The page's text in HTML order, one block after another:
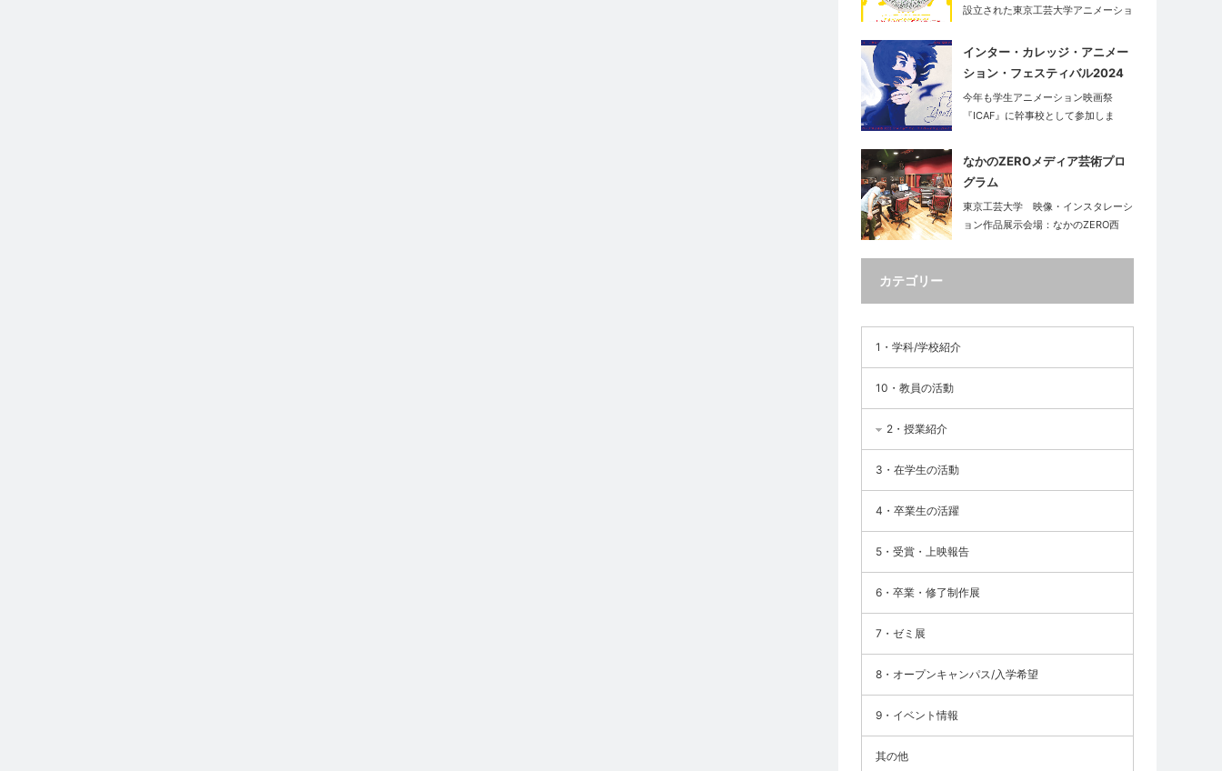
設立された東京工芸大学アニメーショ
インター・カレッジ・アニメー
ション・フェスティバル2024
今年も学生アニメーション映画祭
『ICAF』に幹事校として参加しま
なかのZEROメディア芸術プロ
グラム
東京工芸大学 映像・インスタレーシ
ョン作品展示会場：なかのZERO西
カテゴリー
1・学科/学校紹介
10・教員の活動
2・授業紹介
3・在学生の活動
4・卒業生の活躍
5・受賞・上映報告
6・卒業・修了制作展
7・ゼミ展
8・オープンキャンパス/入学希望
9・イベント情報
其の他